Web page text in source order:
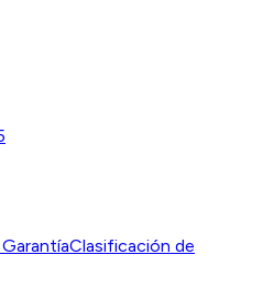
Clasificación de